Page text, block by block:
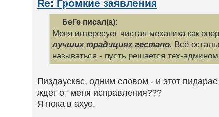
Re: Громкие заявления
БеГе писал(а):
Меня интересует чистая механика как
лучших традициях гестапо. Всё
называться - пусть решается тех-
Пиздаускас, одним словом - и этот
ждет от меня исправления???
Я пока в ахуе.